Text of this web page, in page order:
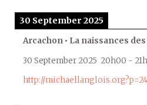
30 September 2025
Arcachon • La naissances
30 September 2025 20h00 -
http://